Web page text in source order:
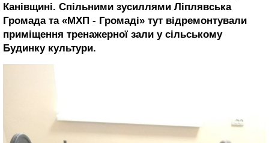
Канівщині. Спільними зусиллями Ліплявська
Громада та «МХП - Громаді» тут відремонтували
приміщення тренажерної зали у сільському
Будинку культури.